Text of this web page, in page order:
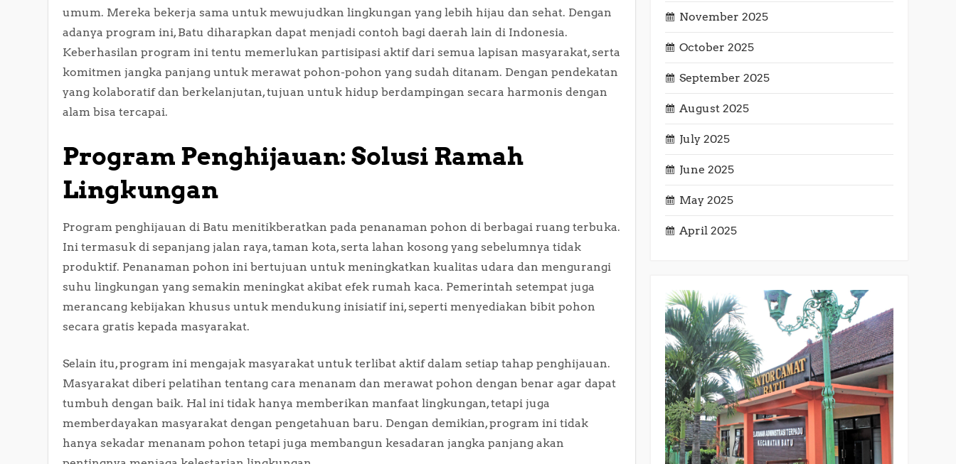
umum. Mereka bekerja sama untuk mewujudkan lingkungan yang lebih hijau dan sehat. Dengan
adanya program ini, Batu diharapkan dapat menjadi contoh bagi daerah lain di Indonesia.
Keberhasilan program ini tentu memerlukan partisipasi aktif dari semua lapisan masyarakat, serta
komitmen jangka panjang untuk merawat pohon-pohon yang sudah ditanam. Dengan pendekatan
yang kolaboratif dan berkelanjutan, tujuan untuk hidup berdampingan secara harmonis dengan
alam bisa tercapai.
Program Penghijauan: Solusi Ramah
Lingkungan
Program penghijauan di Batu menitikberatkan pada penanaman pohon di berbagai ruang terbuka.
Ini termasuk di sepanjang jalan raya, taman kota, serta lahan kosong yang sebelumnya tidak
produktif. Penanaman pohon ini bertujuan untuk meningkatkan kualitas udara dan mengurangi
suhu lingkungan yang semakin meningkat akibat efek rumah kaca. Pemerintah setempat juga
merancang kebijakan khusus untuk mendukung inisiatif ini, seperti menyediakan bibit pohon
secara gratis kepada masyarakat.
Selain itu, program ini mengajak masyarakat untuk terlibat aktif dalam setiap tahap penghijauan.
Masyarakat diberi pelatihan tentang cara menanam dan merawat pohon dengan benar agar dapat
tumbuh dengan baik. Hal ini tidak hanya memberikan manfaat lingkungan, tetapi juga
memberdayakan masyarakat dengan pengetahuan baru. Dengan demikian, program ini tidak
hanya sekadar menanam pohon tetapi juga membangun kesadaran jangka panjang akan
November 2025
October 2025
September 2025
August 2025
July 2025
June 2025
May 2025
April 2025